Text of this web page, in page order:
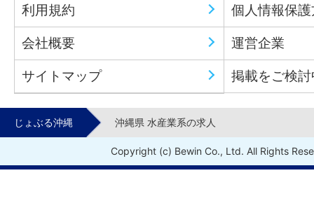
利用規約 個人情報保
会社概要 運営企業
サイトマップ 掲載をご検
じょぶる沖縄 沖縄県 水産業系の求人
Copyright (c) Bewin Co., Ltd. All Rights